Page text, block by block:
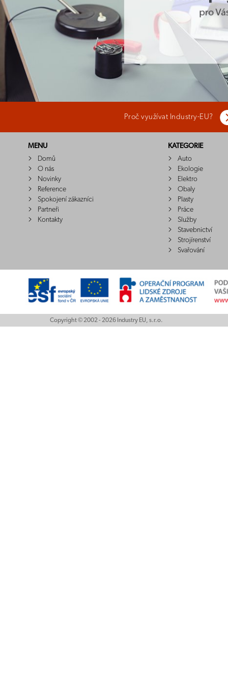
Proč využívat Industry-EU?
MENU
Domů
O nás
Novinky
Reference
Spokojení zákazníci
Partneři
Kontakty
KATEGORIE
Auto
Ekologie
Elektro
Obaly
Plasty
Práce
Služby
Stavebnictví
Strojírenství
Svařování
Copyright © 2002 - 2026 Industry EU, s.r.o.